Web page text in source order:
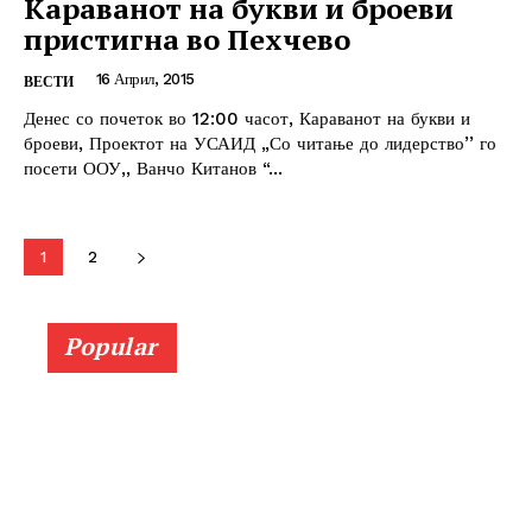
Караванот на букви и броеви
пристигна во Пехчево
ВЕСТИ 16 Април, 2015
Денес со почеток во 12:00 часот, Караванот на букви и
броеви, Проектот на УСАИД „Со читање до лидерство’’ го
посети ООУ,, Ванчо Китанов “...
1 2
Popular